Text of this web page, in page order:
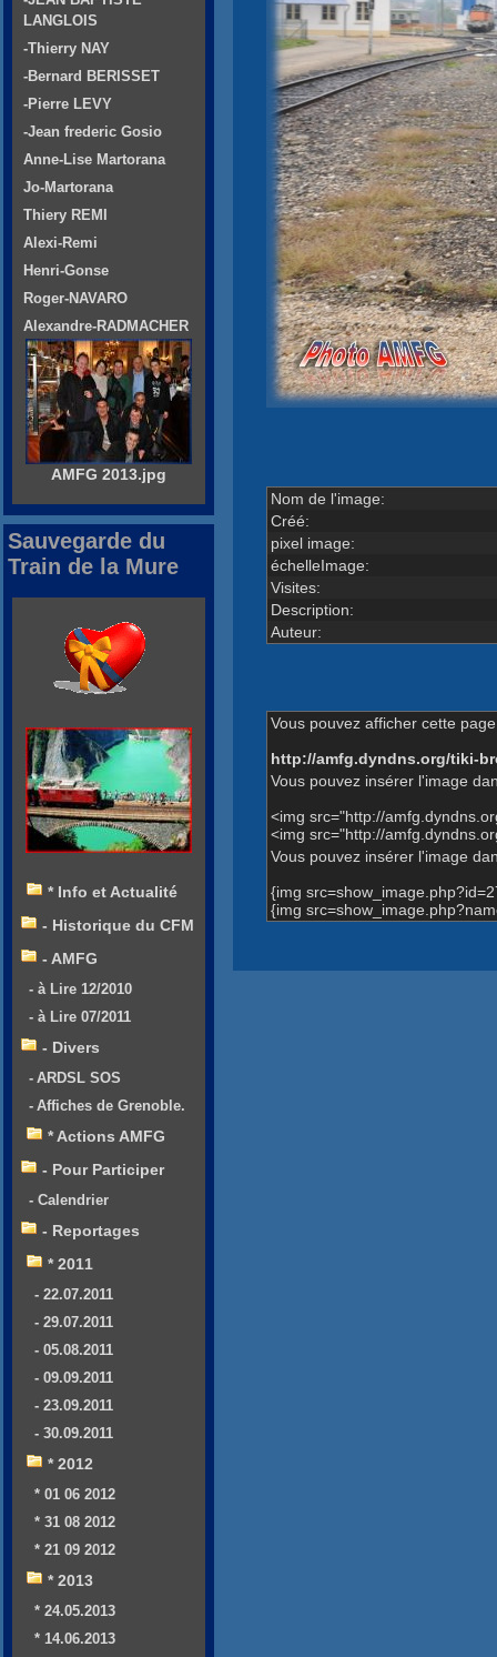
Nom de l'image:
Créé:
pixel image:
échelleImage:
Visites:
Description:
Auteur:
Vous pouvez afficher cette
http://amfg.dyndns.org/tiki-
Vous pouvez insérer l'image
<img src="http://
<img src="http://
Vous pouvez insérer l'image
{img
{img
LANGLOIS
-Thierry NAY
-Bernard BERISSET
-Pierre LEVY
-Jean frederic Gosio
Anne-Lise Martorana
Jo-Martorana
Thiery REMI
Alexi-Remi
Henri-Gonse
Roger-NAVARO
Alexandre-RADMACHER
AMFG 2013.jpg
Sauvegarde du
Train de la Mure
* Info et Actualité
- Historique du CFM
- AMFG
- à Lire 12/2010
- à Lire 07/2011
- Divers
- ARDSL SOS
- Affiches de Grenoble.
* Actions AMFG
- Pour Participer
- Calendrier
- Reportages
* 2011
- 22.07.2011
- 29.07.2011
- 05.08.2011
- 09.09.2011
- 23.09.2011
- 30.09.2011
* 2012
* 01 06 2012
* 31 08 2012
* 21 09 2012
* 2013
* 24.05.2013
* 14.06.2013